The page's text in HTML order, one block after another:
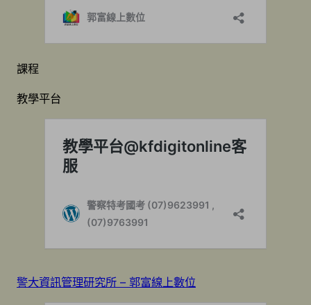
課程
教學平台
警大資訊管理研究所 – 郭富線上數位